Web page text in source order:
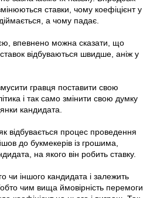
ставки, чому коефіцієнт у
а чому падає.
впевнено можна сказати, що
відбуваються швидше, аніж у
гравця поставити свою
і так само змінити свою думку
кандидата.
відбувається процес проведення
до букмекерів із грошима,
на якого він робить ставку.
чи іншого кандидата і залежить
чим вища ймовірність перемоги